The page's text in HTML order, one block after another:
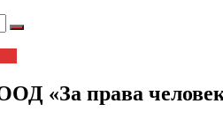
«За права